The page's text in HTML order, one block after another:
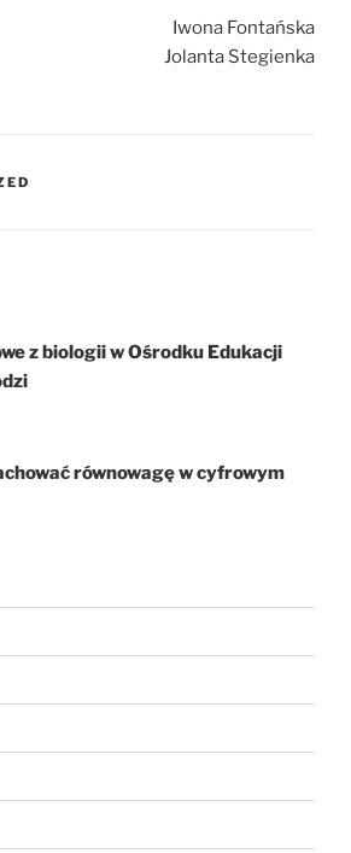
Iwona Fontańska
Jolanta Stegienka
z biologii w Ośrodku Edukacji
równowagę w cyfrowym